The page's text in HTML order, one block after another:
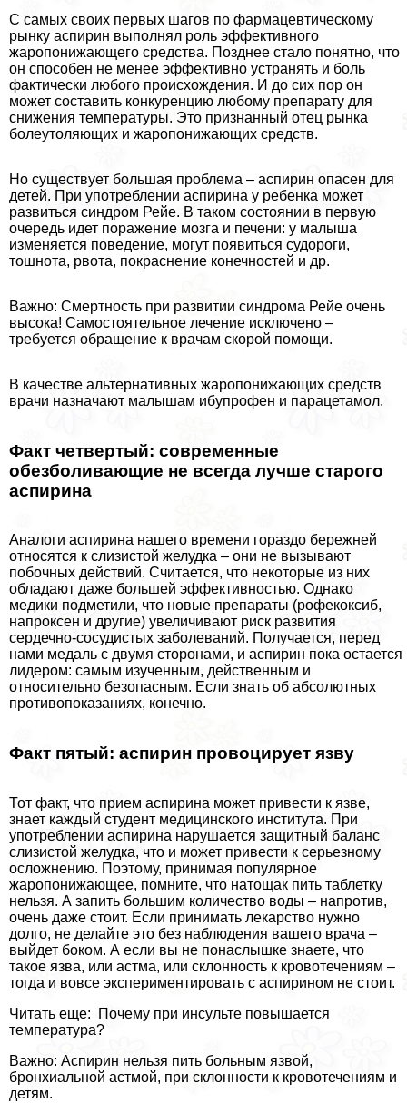
С самых своих первых шагов по фармацевтическому
рынку аспирин выполнял роль эффективного
жаропонижающего средства. Позднее стало понятно, что
он способен не менее эффективно устранять и боль
фактически любого происхождения. И до сих пор он
может составить конкуренцию любому препарату для
снижения температуры. Это признанный отец рынка
болеутоляющих и жаропонижающих средств.
Но существует большая проблема – аспирин опасен для
детей. При употрeблении аспирина у ребенка может
развиться синдром Рейе. В таком состоянии в первую
очередь идет поражение мозга и печени: у малыша
изменяется поведение, могут появиться судороги,
тошнота, рвота, покраснение конечностей и др.
Важно: Смертность при развитии синдрома Рейе очень
высока! Самостоятельное лечение исключено –
требуется обращение к врачам скорой помощи.
В качестве альтернативных жаропонижающих средств
врачи назначают малышам ибупрофен и парацетамол.
Факт четвертый: современные
обезболивающие не всегда лучше старого
аспирина
Аналоги аспирина нашего времени гораздо бережней
относятся к слизистой желудка – они не вызывают
побочных действий. Считается, что некоторые из них
обладают даже большей эффективностью. Однако
медики подметили, что новые препараты (рофекоксиб,
напроксен и другие) увеличивают риск развития
сердечно-сосудистых заболеваний. Получается, перед
нами медаль с двумя сторонами, и аспирин пока остается
лидером: самым изученным, действенным и
относительно безопасным. Если знать об абсолютных
противопоказаниях, конечно.
Факт пятый: аспирин провоцирует язву
Тот факт, что прием аспирина может привести к язве,
знает каждый студент медицинского института. При
употрeблении аспирина нарушается защитный баланс
слизистой желудка, что и может привести к серьезному
осложнению. Поэтому, принимая популярное
жаропонижающее, помните, что натощак пить таблетку
нельзя. А запить большим количество воды – напротив,
очень даже стоит. Если принимать лекарство нужно
долго, не делайте это без наблюдения вашего врача –
выйдет боком. А если вы не понаслышке знаете, что
такое язва, или астма, или склонность к кровотечениям –
тогда и вовсе экспериментировать с аспирином не стоит.
Читать еще: Почему при инсульте повышается
температура?
Важно: Аспирин нельзя пить больным язвой,
бронхиальной астмой, при склонности к кровотечениям и
детям.